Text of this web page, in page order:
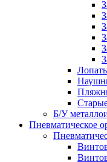
Б/У
Пневматическое